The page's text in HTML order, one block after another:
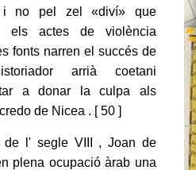
i no pel zel «diví» que
els actes de violència
fonts narren el succés de
arrià coetani
a donar la culpa als
de Nicea . [ 50 ]
de l' segle VIII , Joan de
plena ocupació àrab una